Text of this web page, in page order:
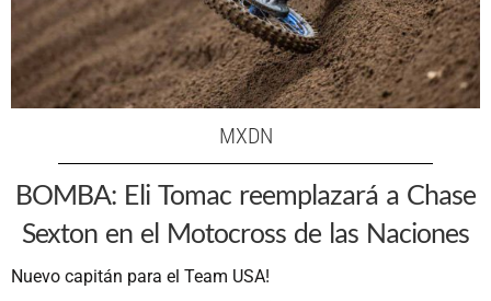
MXDN
BOMBA: Eli Tomac reemplazará a Chase
Sexton en el Motocross de las Naciones
Nuevo capitán para el Team USA!